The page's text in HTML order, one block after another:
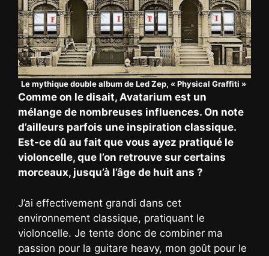
Le mythique double album de Led Zep, « Physical Graffiti »
Comme on le disait, Avatarium est un
mélange de nombreuses influences. On note
d’ailleurs parfois une inspiration classique.
Est-ce dû au fait que vous ayez pratiqué le
violoncelle, que l’on retrouve sur certains
morceaux, jusqu’à l’âge de huit ans ?
J’ai effectivement grandi dans cet
environnement classique, pratiquant le
violoncelle. Je tente donc de combiner ma
passion pour la guitare heavy, mon goût pour le